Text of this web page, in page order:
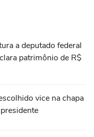
a deputado federal
patrimônio de R$
vice na chapa